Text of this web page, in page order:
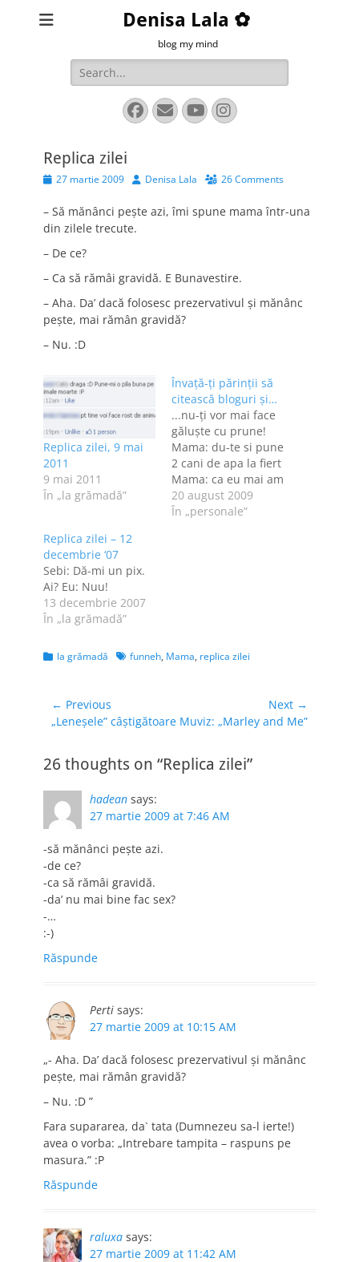
Denisa Lala ✿
blog my mind
Search
for:
Facebook
EmailYouTube
Instagram
Replica zilei
Posted
27 martie 2009 AuthorDenisa Lala 26 Comments
– Să mănânci peşte azi, îmi spune mama într-una
din zilele trecute.
– De ce?
– Ca să rămâi gravidă. E Bunavestire.
– Aha. Da’ dacă folosesc prezervativul şi mănânc
peşte, mai rămân gravidă?
– Nu. :D
Replica zilei, 9 mai
2011
9 mai 2011
În „la grămadă”
Învaţă-ţi părinţii să
citească bloguri şi…
...nu-ţi vor mai face
găluşte cu prune!
Mama: du-te si pune
2 cani de apa la fiert
Mama: ca eu mai am
ceva de citit pe
bloguri eu: :-s
20 august 2009
În „personale”
Replica zilei – 12
decembrie ‘07
Sebi: Dă-mi un pix.
Ai? Eu: Nuu!
13 decembrie 2007
În „la grămadă”
Categories
la grămadă Tagsfunneh, Mama, replica zilei
Navigare
în
← Previous
Previous
„Leneşele” câştigătoare
Next →
Next
Muviz: „Marley and Me”
26 thoughts on “Replica zilei”
hadean says:
27 martie 2009 at 7:46 AM
-să mănânci peşte azi.
-de ce?
-ca să rămâi gravidă.
-da’ nu mai bine fac sex?
-…
:-)
Răspunde
Perti says:
27 martie 2009 at 10:15 AM
„- Aha. Da’ dacă folosesc prezervativul şi mănânc
peşte, mai rămân gravidă?
– Nu. :D ”
Fara supararea, da` tata (Dumnezeu sa-l ierte!)
avea o vorba: „Intrebare tampita – raspuns pe
masura.” :P
Răspunde
raluxa says:
27 martie 2009 at 11:42 AM